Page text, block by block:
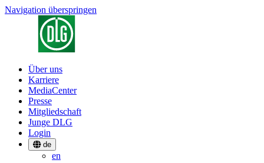
Navigation überspringen
Über uns
Karriere
MediaCenter
Presse
Mitgliedschaft
Junge DLG
Login
de
en